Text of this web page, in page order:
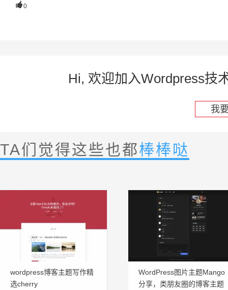
0
Hi, 欢迎加入Wordpress技
我
TA们觉得这些也都棒棒哒
wordpress博客主题写作精
选cherry
WordPress图片主题Mango
分享，类朋友圈的博客主题